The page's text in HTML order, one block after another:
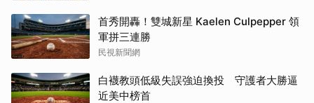
首秀開轟！雙城新星 Kaelen Culpepper 領
軍拼三連勝
民視新聞網
白襪教頭低級失誤強迫換投 守護者大勝逼
近美中榜首